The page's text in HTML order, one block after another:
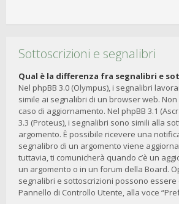
Sottoscrizioni e segnalibri
Qual è la differenza fra segnalibri e
Nel phpBB 3.0 (Olympus), i segnalibri
simile ai segnalibri di un browser web.
caso di aggiornamento. Nel phpBB 3.1
3.3 (Proteus), i segnalibri sono simili alla
argomento. È possibile ricevere una
segnalibro di un argomento viene
tuttavia, ti comunicherà quando c’è un
un argomento o in un forum della Board.
segnalibri e sottoscrizioni possono
Pannello di Controllo Utente, alla voce